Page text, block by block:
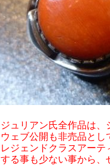
ジュリアン氏全作品は
ウェブ公開も非売品と
レジェンドクラスアー
する事も少ない事から、